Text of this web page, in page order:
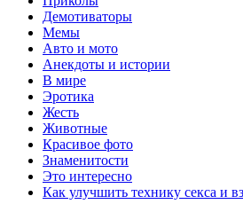
Демотиваторы
Мемы
Авто и мото
Анекдоты и истории
В мире
Эротика
Жесть
Животные
Красивое фото
Знаменитости
Это интересно
Как улучшить технику секса и